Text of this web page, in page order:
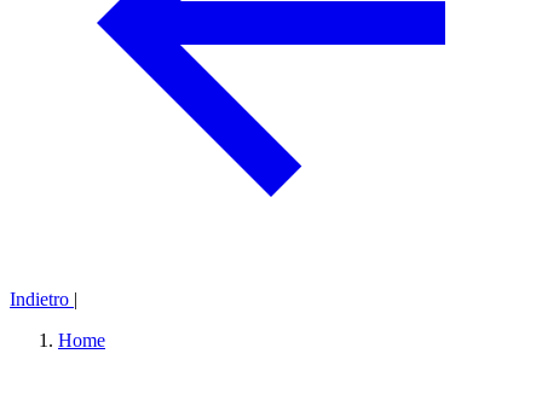
Indietro |
Home